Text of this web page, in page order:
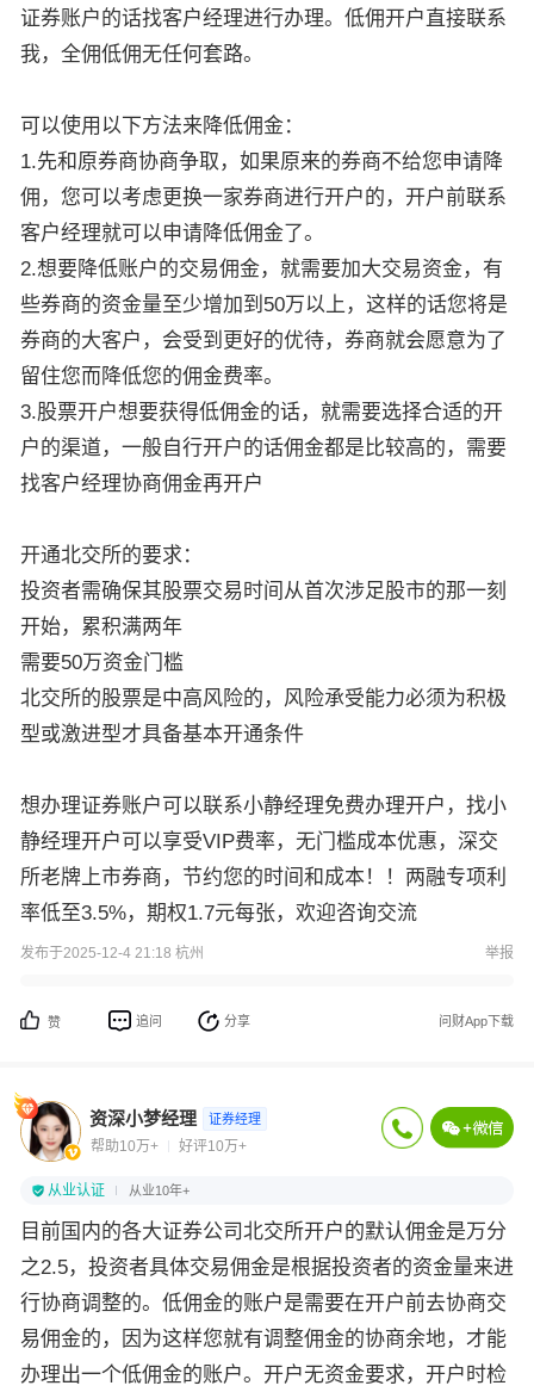
证券账户的话找客户经理进行办理。低佣开户直接联系
我，全佣低佣无任何套路。
可以使用以下方法来降低佣金：
1.先和原券商协商争取，如果原来的券商不给您申请降
佣，您可以考虑更换一家券商进行开户的，开户前联系
客户经理就可以申请降低佣金了。
2.想要降低账户的交易佣金，就需要加大交易资金，有
些券商的资金量至少增加到50万以上，这样的话您将是
券商的大客户，会受到更好的优待，券商就会愿意为了
留住您而降低您的佣金费率。
3.股票开户想要获得低佣金的话，就需要选择合适的开
户的渠道，一般自行开户的话佣金都是比较高的，需要
找客户经理协商佣金再开户
开通北交所的要求：
投资者需确保其股票交易时间从首次涉足股市的那一刻
开始，累积满两年
需要50万资金门槛
北交所的股票是中高风险的，风险承受能力必须为积极
型或激进型才具备基本开通条件
想办理证券账户可以联系小静经理免费办理开户，找小
静经理开户可以享受VIP费率，无门槛成本优惠，深交
所老牌上市券商，节约您的时间和成本！！两融专项利
率低至3.5%，期权1.7元每张，欢迎咨询交流
发布于2025-12-4 21:18 杭州 举报
赞 追问 分享 问财App下载
资深小梦经理 证券经理
帮助10万+ 好评10万+
从业认证 从业10年+
目前国内的各大证券公司北交所开户的默认佣金是万分
之2.5，投资者具体交易佣金是根据投资者的资金量来进
行协商调整的。低佣金的账户是需要在开户前去协商交
易佣金的，因为这样您就有调整佣金的协商余地，才能
办理出一个低佣金的账户。开户无资金要求，开户时检